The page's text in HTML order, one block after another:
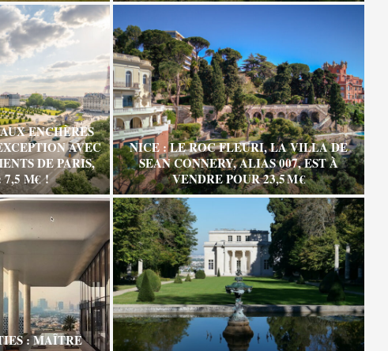
ENCHÈRES
AVEC
DE PARIS,
7,5 M€ !
NICE : LE ROC FLEURI, LA VILLA DE
SEAN CONNERY, ALIAS 007, EST À
VENDRE POUR 23,5 M €
: MAÎTRE